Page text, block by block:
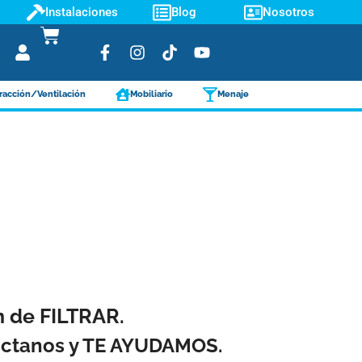
Instalaciones Blog Nosotros
Ventilación Mobiliario Menaje
FILTRAR.
y TE AYUDAMOS.